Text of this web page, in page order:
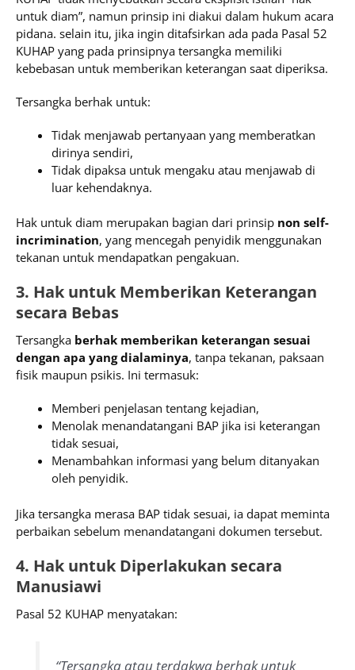
untuk diam”, namun prinsip ini diakui dalam hukum acara
pidana. selain itu, jika ingin ditafsirkan ada pada Pasal 52
KUHAP yang pada prinsipnya tersangka memiliki
kebebasan untuk memberikan keterangan saat diperiksa.
Tersangka berhak untuk:
Tidak menjawab pertanyaan yang memberatkan
dirinya sendiri,
Tidak dipaksa untuk mengaku atau menjawab di
luar kehendaknya.
Hak untuk diam merupakan bagian dari prinsip non self-
incrimination, yang mencegah penyidik menggunakan
tekanan untuk mendapatkan pengakuan.
3. Hak untuk Memberikan Keterangan
secara Bebas
Tersangka berhak memberikan keterangan sesuai
dengan apa yang dialaminya, tanpa tekanan, paksaan
fisik maupun psikis. Ini termasuk:
Memberi penjelasan tentang kejadian,
Menolak menandatangani BAP jika isi keterangan
tidak sesuai,
Menambahkan informasi yang belum ditanyakan
oleh penyidik.
Jika tersangka merasa BAP tidak sesuai, ia dapat meminta
perbaikan sebelum menandatangani dokumen tersebut.
4. Hak untuk Diperlakukan secara
Manusiawi
Pasal 52 KUHAP menyatakan:
“Tersangka atau terdakwa berhak untuk